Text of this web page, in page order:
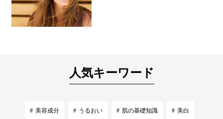
人気キーワード
美容成分 うるおい 肌の基礎知識 美白